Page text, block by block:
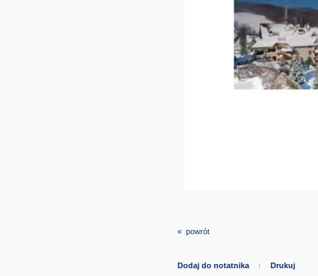
« powrót
Dodaj do notatnika Drukuj